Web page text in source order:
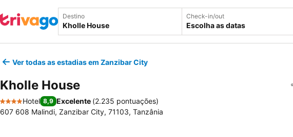
Destino Check-in/out
Escolha as datas
Ver todas as estadias em Zanzibar City
Kholle House
4 Estrelas
Hotel 8,9 Excelente (2.235 pontuações)
607 608 Malindi, Zanzibar City, 71103, Tanzânia